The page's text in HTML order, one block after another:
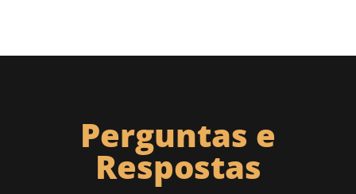
Perguntas e
Respostas